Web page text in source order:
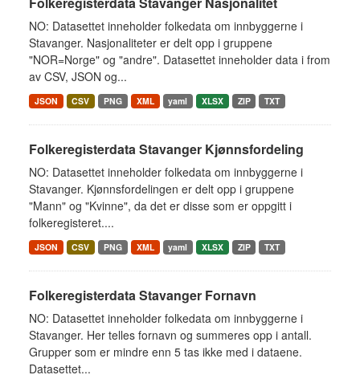
NO: Datasettet inneholder folkedata om innbyggerne i
Stavanger. Nasjonaliteter er delt opp i gruppene
"NOR=Norge" og "andre". Datasettet inneholder data i from
av CSV, JSON og...
JSON CSV PNG XML yaml XLSX ZIP TXT
Folkeregisterdata Stavanger Kjønnsfordeling
NO: Datasettet inneholder folkedata om innbyggerne i
Stavanger. Kjønnsfordelingen er delt opp i gruppene
"Mann" og "Kvinne", da det er disse som er oppgitt i
folkeregisteret....
JSON CSV PNG XML yaml XLSX ZIP TXT
Folkeregisterdata Stavanger Fornavn
NO: Datasettet inneholder folkedata om innbyggerne i
Stavanger. Her telles fornavn og summeres opp i antall.
Grupper som er mindre enn 5 tas ikke med i dataene.
Datasettet...